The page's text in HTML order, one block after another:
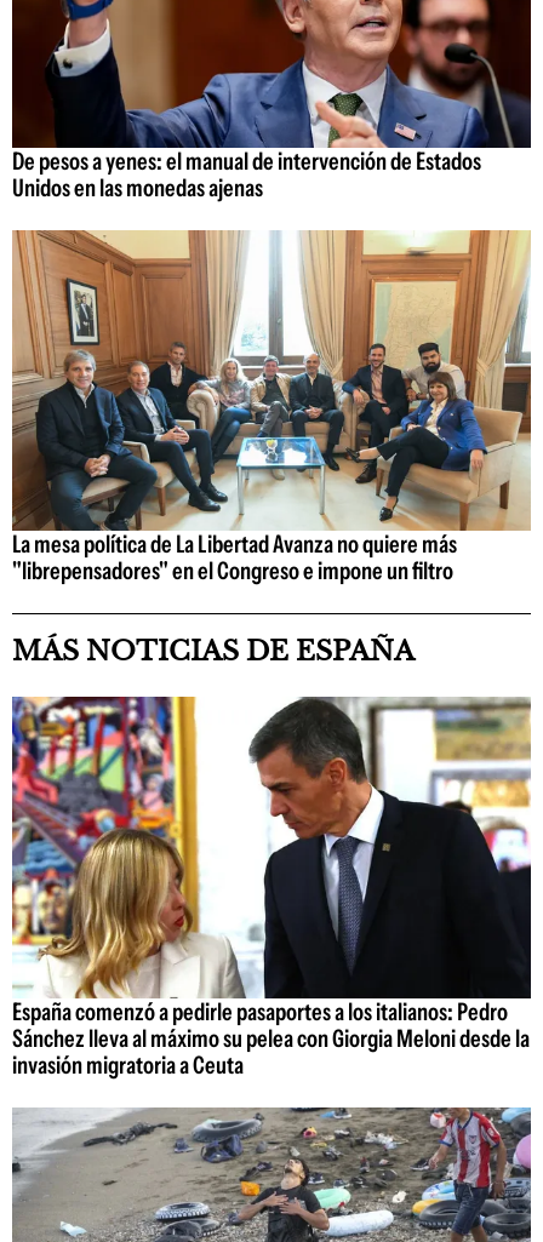
De pesos a yenes: el manual de intervención de Estados
Unidos en las monedas ajenas
La mesa política de La Libertad Avanza no quiere más
"librepensadores" en el Congreso e impone un filtro
MÁS NOTICIAS DE ESPAÑA
España comenzó a pedirle pasaportes a los italianos: Pedro
Sánchez lleva al máximo su pelea con Giorgia Meloni desde la
invasión migratoria a Ceuta